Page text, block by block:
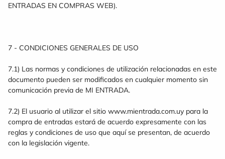
ENTRADAS EN COMPRAS WEB).
7 - CONDICIONES GENERALES DE USO
7.1) Las normas y condiciones de utilización relacionadas en este
documento pueden ser modificados en cualquier momento sin
comunicación previa de MI ENTRADA.
7.2) El usuario al utilizar el sitio www.mientrada.com.uy para la
compra de entradas estará de acuerdo expresamente con las
reglas y condiciones de uso que aquí se presentan, de acuerdo
con la legislación vigente.